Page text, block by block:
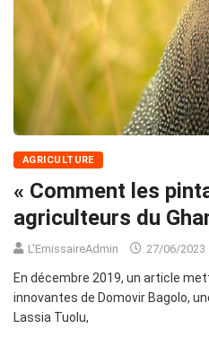
AGRICULTURE
« Comment les
agriculteurs du
L'EmissaireAdmin 27/06/2023
En décembre 2019, un article
innovantes de Domovir Bagolo,
Lassia Tuolu,